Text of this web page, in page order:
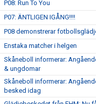
P08: Run To You
P07: ÄNTLIGEN IGÅNG!!!!
P08 demonstrerar
Enstaka matcher i helgen
Skåneboll informerar:
& ungdomar
Skåneboll informerar:
besked idag